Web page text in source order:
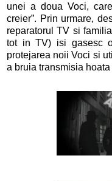
unei a doua Voci,
creier”. Prin urmare,
reparatorul TV si
tot in TV) isi gasesc
protejarea noii Voci si
a bruia transmisia hoata